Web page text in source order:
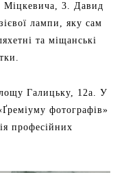
Міцкевича, 3. Давид
лампи, яку сам
та міщанські
Галицьку, 12а. У
фотографів»
професійних